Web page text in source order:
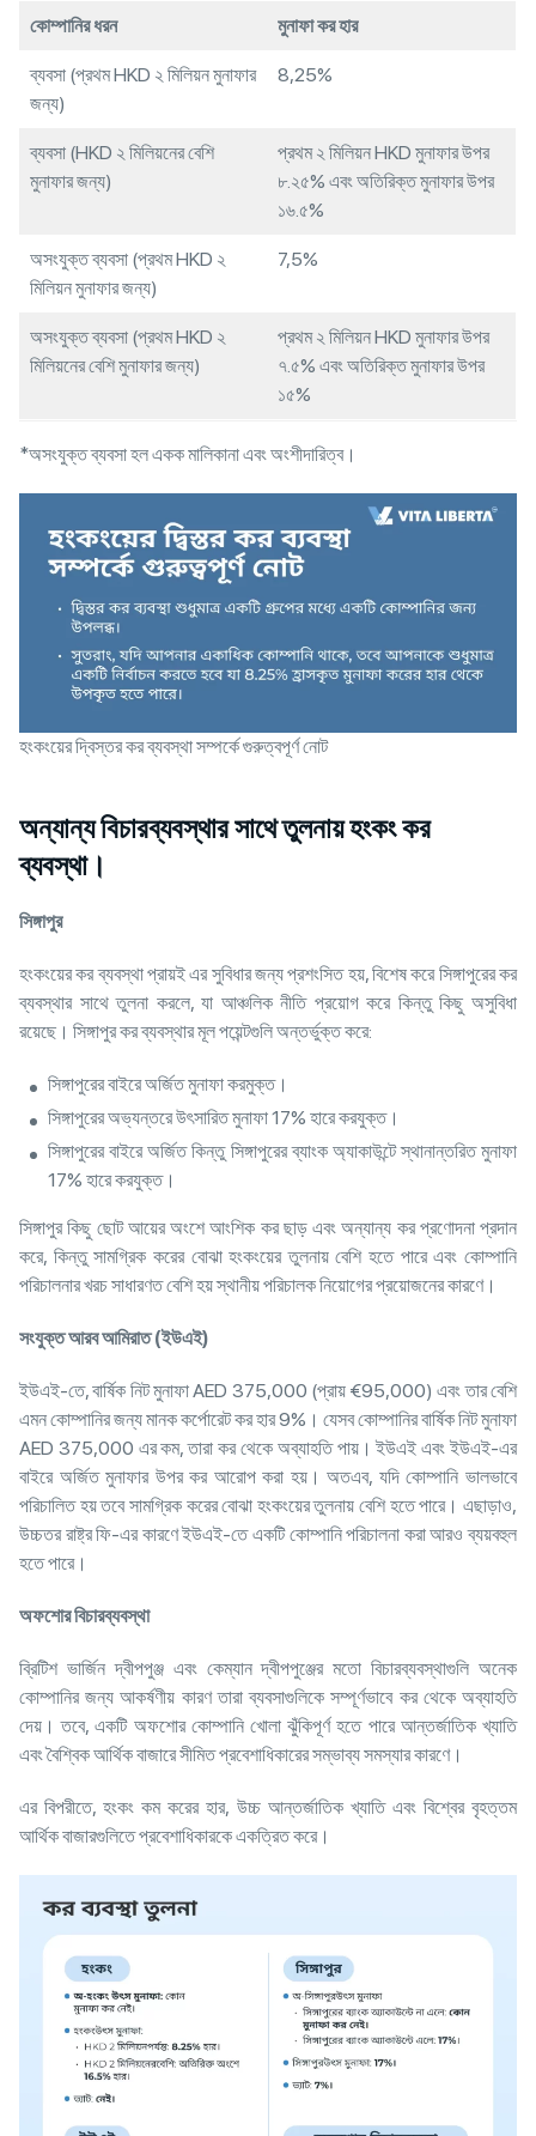
কোম্পানির ধরন মুনাফা কর হার
ব্যবসা (প্রথম HKD ২ মিলিয়ন মুনাফার
জন্য)
8,25%
ব্যবসা (HKD ২ মিলিয়নের বেশি
মুনাফার জন্য)
প্রথম ২ মিলিয়ন HKD মুনাফার উপর
৮.২৫% এবং অতিরিক্ত মুনাফার উপর
১৬.৫%
অসংযুক্ত ব্যবসা (প্রথম HKD ২
মিলিয়ন মুনাফার জন্য)
7,5%
অসংযুক্ত ব্যবসা (প্রথম HKD ২
মিলিয়নের বেশি মুনাফার জন্য)
প্রথম ২ মিলিয়ন HKD মুনাফার উপর
৭.৫% এবং অতিরিক্ত মুনাফার উপর
১৫%
*অসংযুক্ত ব্যবসা হল একক মালিকানা এবং অংশীদারিত্ব।
হংকংয়ের দ্বিস্তর কর ব্যবস্থা সম্পর্কে গুরুত্বপূর্ণ নোট
অন্যান্য বিচারব্যবস্থার সাথে তুলনায় হংকং কর
ব্যবস্থা।
সিঙ্গাপুর
হংকংয়ের কর ব্যবস্থা প্রায়ই এর সুবিধার জন্য প্রশংসিত হয়, বিশেষ করে সিঙ্গাপুরের কর
ব্যবস্থার সাথে তুলনা করলে, যা আঞ্চলিক নীতি প্রয়োগ করে কিন্তু কিছু অসুবিধা
রয়েছে। সিঙ্গাপুর কর ব্যবস্থার মূল পয়েন্টগুলি অন্তর্ভুক্ত করে:
সিঙ্গাপুরের বাইরে অর্জিত মুনাফা করমুক্ত।
সিঙ্গাপুরের অভ্যন্তরে উৎসারিত মুনাফা 17% হারে করযুক্ত।
সিঙ্গাপুরের বাইরে অর্জিত কিন্তু সিঙ্গাপুরের ব্যাংক অ্যাকাউন্টে স্থানান্তরিত মুনাফা
17% হারে করযুক্ত।
সিঙ্গাপুর কিছু ছোট আয়ের অংশে আংশিক কর ছাড় এবং অন্যান্য কর প্রণোদনা প্রদান
করে, কিন্তু সামগ্রিক করের বোঝা হংকংয়ের তুলনায় বেশি হতে পারে এবং কোম্পানি
পরিচালনার খরচ সাধারণত বেশি হয় স্থানীয় পরিচালক নিয়োগের প্রয়োজনের কারণে।
সংযুক্তআরবআমিরাত(ইউএই)
ইউএই-তে, বার্ষিক নিট মুনাফা AED 375,000 (প্রায় €95,000) এবং তার বেশি
এমন কোম্পানির জন্য মানক কর্পোরেট কর হার 9%। যেসব কোম্পানির বার্ষিক নিট মুনাফা
AED 375,000 এর কম, তারা কর থেকে অব্যাহতি পায়। ইউএই এবং ইউএই-এর
বাইরে অর্জিত মুনাফার উপর কর আরোপ করা হয়। অতএব, যদি কোম্পানি ভালভাবে
পরিচালিত হয় তবে সামগ্রিক করের বোঝা হংকংয়ের তুলনায় বেশি হতে পারে। এছাড়াও,
উচ্চতর রাষ্ট্র ফি-এর কারণে ইউএই-তে একটি কোম্পানি পরিচালনা করা আরও ব্যয়বহুল
হতে পারে।
অফশোরবিচারব্যবস্থা
ব্রিটিশ ভার্জিন দ্বীপপুঞ্জ এবং কেম্যান দ্বীপপুঞ্জের মতো বিচারব্যবস্থাগুলি অনেক
কোম্পানির জন্য আকর্ষণীয় কারণ তারা ব্যবসাগুলিকে সম্পূর্ণভাবে কর থেকে অব্যাহতি
দেয়। তবে, একটি অফশোর কোম্পানি খোলা ঝুঁকিপূর্ণ হতে পারে আন্তর্জাতিক খ্যাতি
এবং বৈশ্বিক আর্থিক বাজারে সীমিত প্রবেশাধিকারের সম্ভাব্য সমস্যার কারণে।
এর বিপরীতে, হংকং কম করের হার, উচ্চ আন্তর্জাতিক খ্যাতি এবং বিশ্বের বৃহত্তম
আর্থিক বাজারগুলিতে প্রবেশাধিকারকে একত্রিত করে।